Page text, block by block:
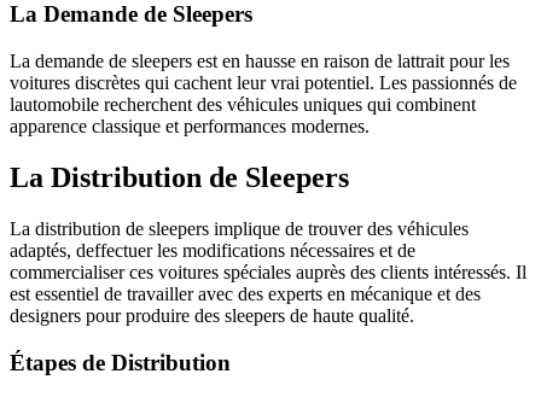
La Demande de Sleepers
La demande de sleepers est en hausse en raison de lattrait pour les
voitures discrètes qui cachent leur vrai potentiel. Les passionnés de
lautomobile recherchent des véhicules uniques qui combinent
apparence classique et performances modernes.
La Distribution de Sleepers
La distribution de sleepers implique de trouver des véhicules
adaptés, deffectuer les modifications nécessaires et de
commercialiser ces voitures spéciales auprès des clients intéressés. Il
est essentiel de travailler avec des experts en mécanique et des
designers pour produire des sleepers de haute qualité.
Étapes de Distribution